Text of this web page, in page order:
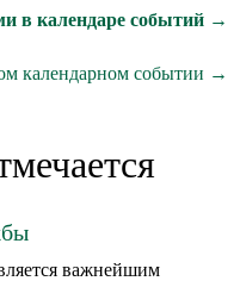
в календаре событий →
календарном событии →
важнейшим